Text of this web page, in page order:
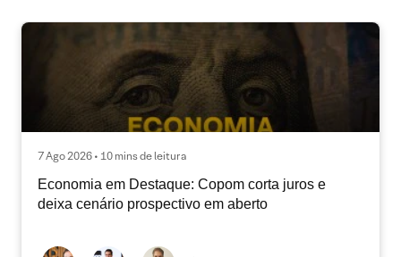
7 Ago 2026 • 10 mins de leitura
Economia em Destaque: Copom corta juros e
deixa cenário prospectivo em aberto